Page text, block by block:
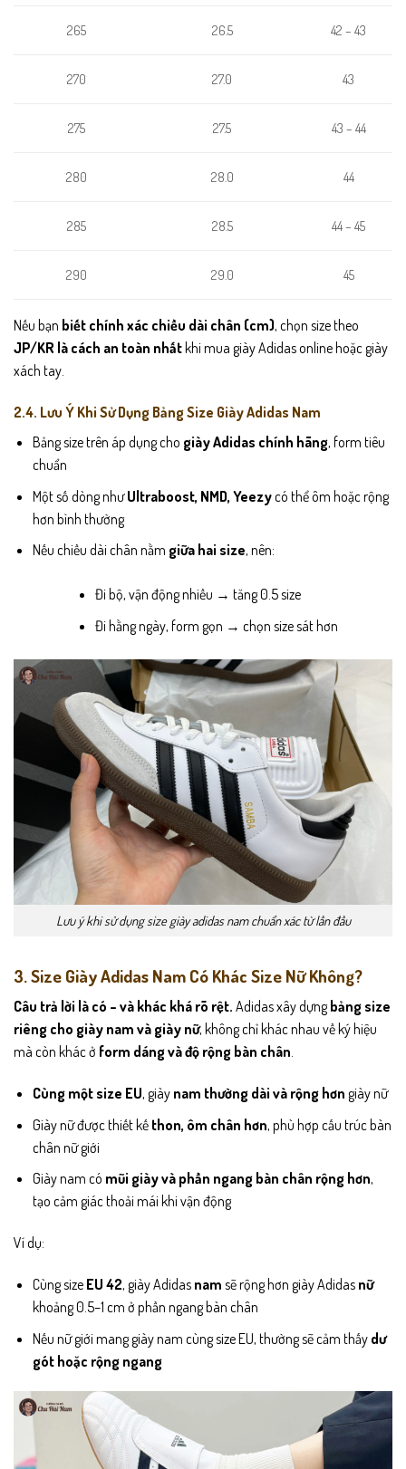
265 26.5 42 – 43
270 27.0 43
275 27.5 43 – 44
280 28.0 44
285 28.5 44 – 45
290 29.0 45
Nếu bạn biết chính xác chiều dài chân (cm), chọn size theo
JP/KR là cách an toàn nhất khi mua giày Adidas online hoặc giày
xách tay.
2.4. Lưu Ý Khi Sử Dụng Bảng Size Giày Adidas Nam
Bảng size trên áp dụng cho giày Adidas chính hãng, form tiêu
chuẩn
Một số dòng nhưUltraboost, NMD, Yeezycó thể ôm hoặc rộng
hơn bình thường
Nếu chiều dài chân nằm giữa hai size, nên:
Đi bộ, vận động nhiều → tăng 0.5 size
Đi hằng ngày, form gọn → chọn size sát hơn
Lưu ý khi sử dụng size giày adidas nam chuẩn xác từ lần đầu
3. Size Giày Adidas Nam Có Khác Size Nữ Không?
Câu trả lời là có – và khác khá rõ rệt. Adidas xây dựngbảng size
riêng cho giày nam và giày nữ, không chỉ khác nhau về ký hiệu
mà còn khác ở form dáng và độ rộng bàn chân.
Cùng một size EU, giày nam thường dài và rộng hơn giày nữ
Giày nữ được thiết kế thon, ôm chân hơn, phù hợp cấu trúc bàn
chân nữ giới
Giày nam có mũi giày và phần ngang bàn chân rộng hơn,
tạo cảm giác thoải mái khi vận động
Ví dụ:
Cùng size EU 42, giày Adidas nam sẽ rộng hơn giày Adidas nữ
khoảng 0.5–1 cm ở phần ngang bàn chân
Nếu nữ giới mang giày nam cùng size EU, thường sẽ cảm thấy dư
gót hoặc rộng ngang